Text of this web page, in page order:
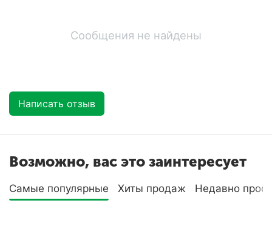
Сообщения не найдены
Написать отзыв
Возможно, вас это заинтересует
Самые популярные Хиты продаж Недавно